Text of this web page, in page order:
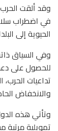
وقد ألقت
في اضطراب
الحيوية إلى
وفي السياق
للحصول على
تداعيات الحرب،
والانخفاض
تمويلية